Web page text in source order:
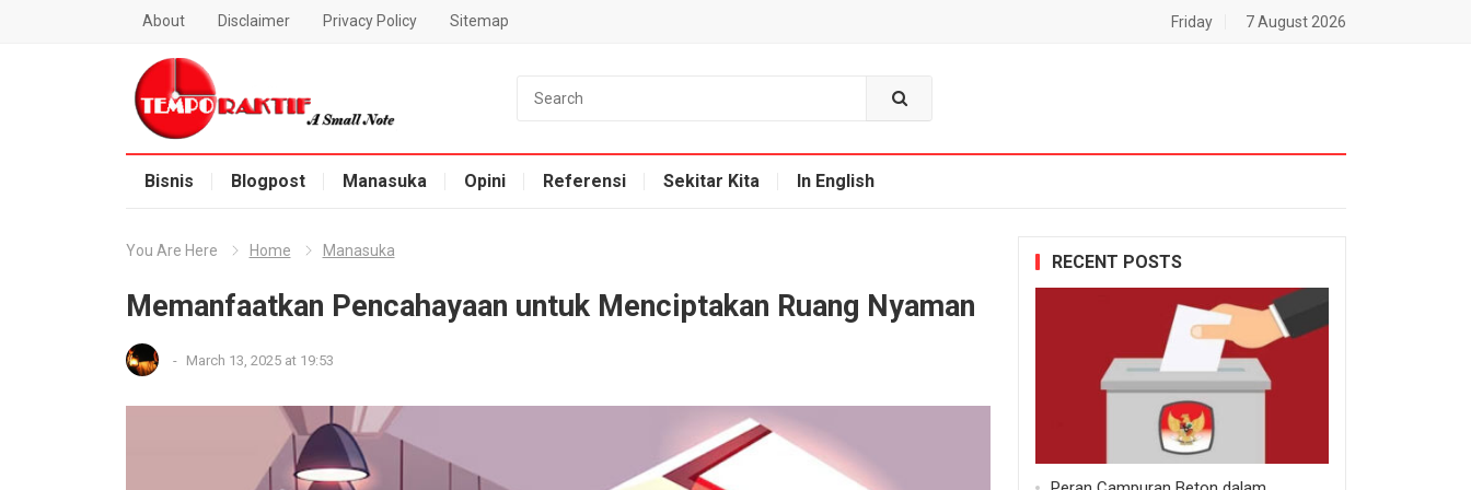
About Disclaimer Privacy Policy Sitemap Friday 7 August 2026
Blog Temporaktif
Bisnis
Blogpost Manasuka Opini Referensi Sekitar Kita In English
You Are Here Home Manasuka
Memanfaatkan Pencahayaan untuk Menciptakan Ruang Nyaman
- March 13, 2025 at 19:53
RECENT POSTS